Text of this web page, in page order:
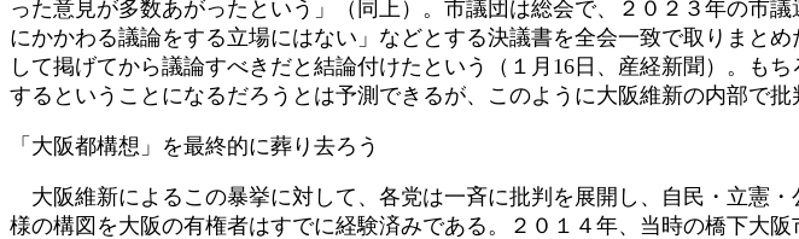
った意見が多数あがったという」（同上）。市議団は総会で、２０２３年の市
にかかわる議論をする立場にはない」などとする決議書を全会一致で取りまと
して掲げてから議論すべきだと結論付けたという（１月16日、産経新聞）。も
するということになるだろうとは予測できるが、このように大阪維新の内部で
「大阪都構想」を最終的に葬り去ろう
大阪維新によるこの暴挙に対して、各党は一斉に批判を展開し、自民・立憲
様の構図を大阪の有権者はすでに経験済みである。２０１４年、当時の橋下大